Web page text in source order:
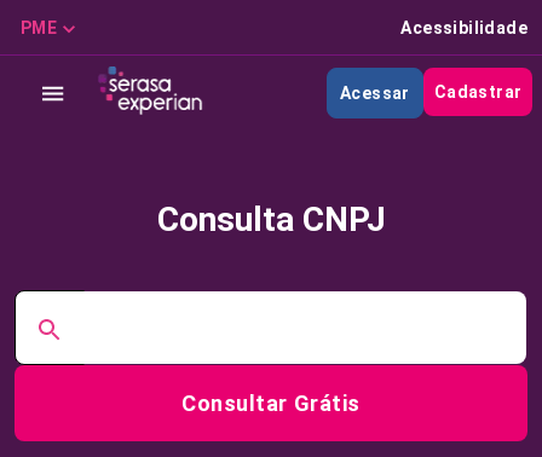
PME Acessibilidade
Acessar Cadastrar
Consulta CNPJ
Consultar Grátis